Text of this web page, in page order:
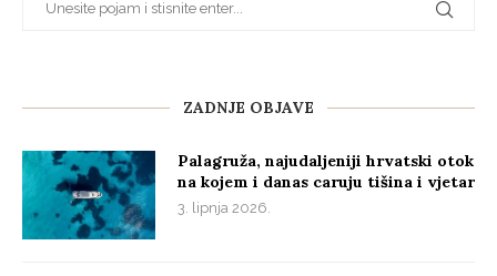
ZADNJE OBJAVE
Palagruža, najudaljeniji hrvatski otok
na kojem i danas caruju tišina i vjetar
3. lipnja 2026.